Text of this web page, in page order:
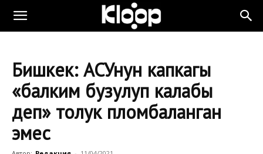
Бишкек: АСУнун капкагы
«балким бузулуп калабы
деп» толук пломбаланган
эмес